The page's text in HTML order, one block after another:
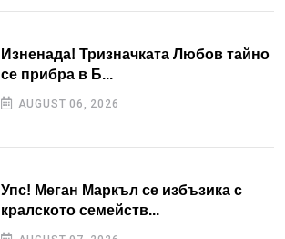
Изненада! Тризначката Любов тайно
се прибра в Б...
AUGUST 06, 2026
Упс! Меган Маркъл се избъзика с
кралското семейств...